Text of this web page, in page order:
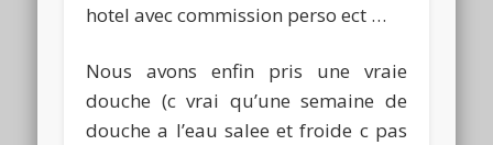
hotel avec commission perso ect …
Nous avons enfin pris une vraie
douche (c vrai qu’une semaine de
douche a l’eau salee et froide c pas